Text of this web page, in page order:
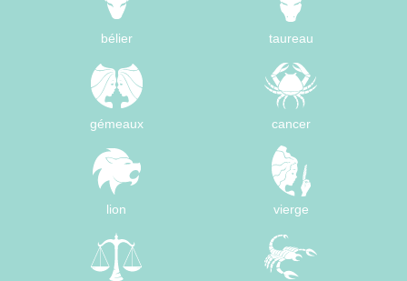
bélier taureau
gémeaux cancer
lion vierge